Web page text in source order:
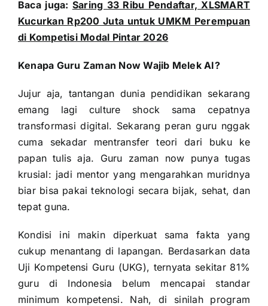
Baca juga: Saring 33 Ribu Pendaftar, XLSMART
Kucurkan Rp200 Juta untuk UMKM Perempuan
di Kompetisi Modal Pintar 2026
Kenapa Guru Zaman Now Wajib Melek AI?
Jujur aja, tantangan dunia pendidikan sekarang
emang lagi culture shock sama cepatnya
transformasi digital. Sekarang peran guru nggak
cuma sekadar mentransfer teori dari buku ke
papan tulis aja. Guru zaman now punya tugas
krusial: jadi mentor yang mengarahkan muridnya
biar bisa pakai teknologi secara bijak, sehat, dan
tepat guna.
Kondisi ini makin diperkuat sama fakta yang
cukup menantang di lapangan. Berdasarkan data
Uji Kompetensi Guru (UKG), ternyata sekitar 81%
guru di Indonesia belum mencapai standar
minimum kompetensi. Nah, di sinilah program